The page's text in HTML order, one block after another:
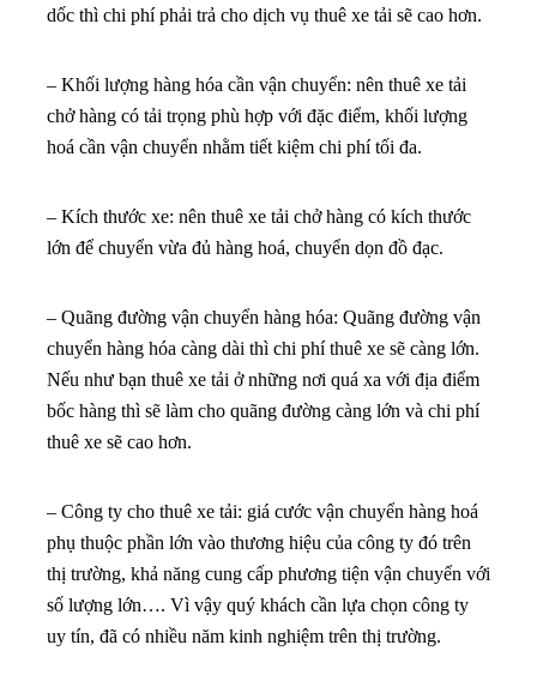
dốc thì chi phí phải trả cho dịch vụ thuê xe tải sẽ cao hơn.
– Khối lượng hàng hóa cần vận chuyển: nên thuê xe tải
chở hàng có tải trọng phù hợp với đặc điểm, khối lượng
hoá cần vận chuyển nhằm tiết kiệm chi phí tối đa.
– Kích thước xe: nên thuê xe tải chở hàng có kích thước
lớn để chuyển vừa đủ hàng hoá, chuyển dọn đồ đạc.
– Quãng đường vận chuyển hàng hóa: Quãng đường vận
chuyển hàng hóa càng dài thì chi phí thuê xe sẽ càng lớn.
Nếu như bạn thuê xe tải ở những nơi quá xa với địa điểm
bốc hàng thì sẽ làm cho quãng đường càng lớn và chi phí
thuê xe sẽ cao hơn.
– Công ty cho thuê xe tải: giá cước vận chuyển hàng hoá
phụ thuộc phần lớn vào thương hiệu của công ty đó trên
thị trường, khả năng cung cấp phương tiện vận chuyển với
số lượng lớn…. Vì vậy quý khách cần lựa chọn công ty
uy tín, đã có nhiều năm kinh nghiệm trên thị trường.